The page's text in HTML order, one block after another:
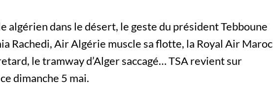
algérien dans le désert, le geste du président Tebboune
Rachedi, Air Algérie muscle sa flotte, la Royal Air Maroc
le tramway d’Alger saccagé… TSA revient sur
dimanche 5 mai.